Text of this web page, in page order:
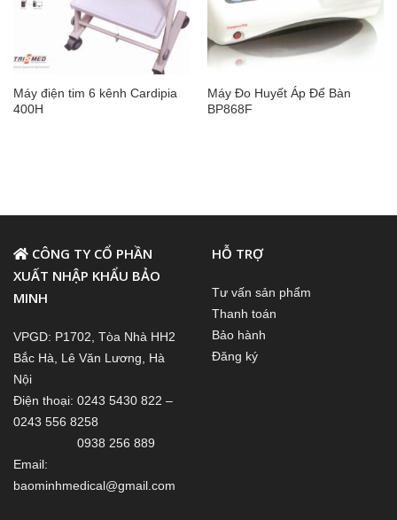
Máy điện tim 6 kênh Cardipia
400H
Máy Đo Huyết Áp Để Bàn
BP868F
CÔNG TY CỔ PHẦN
XUẤT NHẬP KHẨU BẢO
MINH
VPGD: P1702, Tòa Nhà HH2
Bắc Hà, Lê Văn Lương, Hà
Nội
Điện thoại: 0243 5430 822 –
0243 556 8258
0938 256 889
Email:
baominhmedical@gmail.com
HỖ TRỢ
Tư vấn sản phẩm
Thanh toán
Bảo hành
Đăng ký